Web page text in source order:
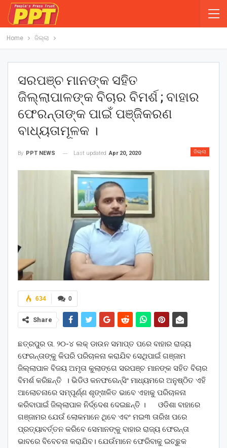
Home ଜିଲ୍ଲା
ସରପଞ୍ଚ ମାନଙ୍କ ସହିତ
ଜିଲ୍ଲାପାଳଙ୍କ ବିଚାର ବିମର୍ଶ ; ବାହାର
ଫେରନ୍ତାଙ୍କ ପାଇଁ ପଞ୍ଜିକରଣ
ବାଧ୍ୟତାମୂଳକ ।
ଜିଲ୍ଲା
By PPT NEWS Last updated Apr 20, 2020
0
634
Share
ଛତ୍ରପୁର ତା. ୨୦-୪ ଲକ୍ ଡାଉନ ସମାପ୍ତ ପରେ ବାହାର ରାଜ୍ୟ
ଫେରନ୍ତାଙ୍କୁ କିପରି ପରିଚାଳନା କରାଯିବ ସେଥିପାଇଁ ଗଞ୍ଜାମ
ଜିଲ୍ଲାପାଳ ବିଜୟ ଅମୃତା କୁଲାଙ୍ଗେ ସରପଞ୍ଚ ମାନଙ୍କ ସହିତ ବିଚାର
ବିମର୍ଶ କରିଛନ୍ତି । ଭିଡିଓ କନଫରେନ୍ସିଂ ମାଧ୍ୟମରେ ଅନୁଷ୍ଠିତ ଏହି
ଆଲୋଚନାରେ ସମ୍ପୂର୍ଣ୍ଣ ଶୃଙ୍ଖଳିତ ଭାବେ ଏହାକୁ ପରିଚାଳନା
କରିବାପାଇଁ ଜିଲ୍ଲାପାଳ ନିର୍ଦ୍ଦେଶ ଦେଇଛନ୍ତି । ଓଡିଶା ବାହାରେ
ଗଞ୍ଜାମର ଯେଉଁ ଲୋକମାନେ ଥିବେ ଏବଂ ମଇ୩ ତାରିଖ ପରେ
ପ୍ରତ୍ୟାବର୍ତ୍ତନ କରିବେ ସେମାନଙ୍କୁ ବାହାର ରାଜ୍ୟ ଫେରନ୍ତା
ଭାବରେ ବିବେଚନା କରାଯିବ। ଯେଉଁମାନେ ଫେରିବାକୁ ଇଚ୍ଛୁକ